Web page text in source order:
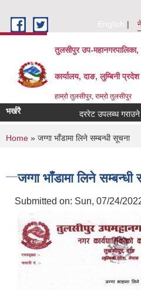
English
तुलसीपुर उप-महानगरपालिका,
कार्यालय, दाङ, लुम्बिनी प्रदेश
हाम्रो तुलसीपुर, राम्रो तुलसीपुर
भर्खरै दररेट उपलब्ध गराउने
You are here
Home » जग्गा भाँडामा लिने सम्बन्धी सूचना
जग्गा भाँडामा लिने सम्बन्धी
Submitted on: Sun, 07/24/